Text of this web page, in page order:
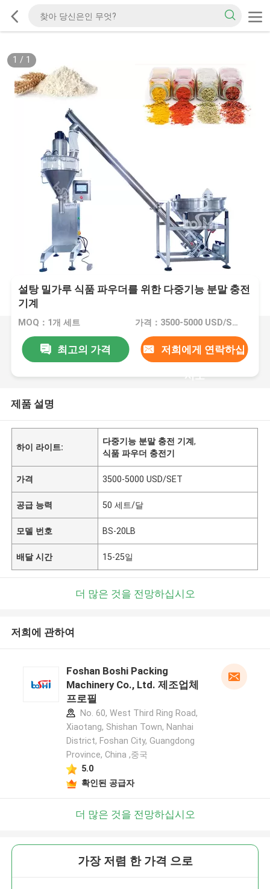
1 / 1
설탕 밀가루 식품 파우더를 위한 다중기능 분말 충전
기계
MOQ：1개 세트 가격：3500-5000 USD/SET
최고의 가격 저희에게 연락하십
시오
제품 설명
하이 라이트:
다중기능 분말 충전 기계,
식품 파우더 충전기
가격 3500-5000 USD/SET
공급 능력 50 세트/달
모델 번호 BS-20LB
배달 시간 15-25일
더 많은 것을 전망하십시오
저희에 관하여
Foshan Boshi Packing
Machinery Co., Ltd. 제조업체
프로필
No. 60, West Third Ring Road,
Xiaotang, Shishan Town, Nanhai
District, Foshan City, Guangdong
Province, China ,중국
5.0
확인된 공급자
더 많은 것을 전망하십시오
가장 저렴 한 가격 으로